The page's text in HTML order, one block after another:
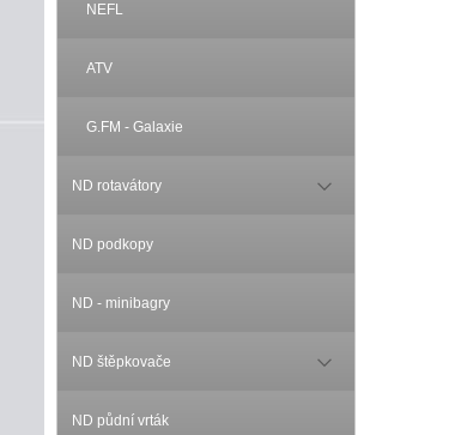
NEFL
ATV
G.FM - Galaxie
ND rotavátory
ND podkopy
ND - minibagry
ND štěpkovače
ND půdní vrták